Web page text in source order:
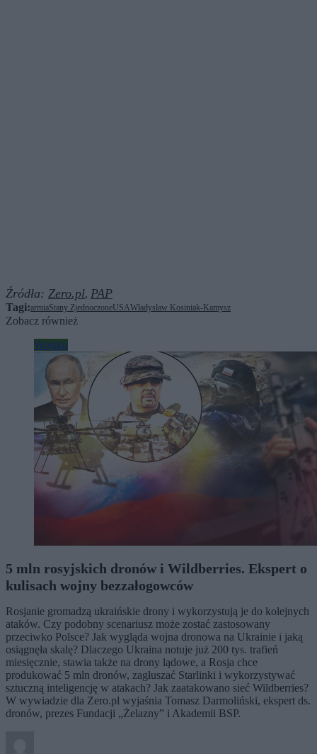
Źródła: Zero.pl, PAP
Tagi:armiaStany ZjednoczoneUSAWładysław Kosiniak-Kamysz
Zobacz również
Wojsko
5 mln rosyjskich dronów i Wildberries. Ekspert o
kulisach wojny bezzałogowców
Rosjanie gromadzą ukraińskie drony i wykorzystują je do kolejnych
ataków. Czy podobny scenariusz może zostać zastosowany
przeciwko Polsce? Jak wygląda wojna dronowa na Ukrainie i jaką
osiągnęła skalę? Dlaczego Ukraina notuje już 200 tys. trafień
miesięcznie, stawia także na drony lądowe, a Rosja chce
produkować 5 mln dronów, zagłuszać Starlinki i wykorzystywać
sztuczną inteligencję w atakach? Jak zaatakowano sieć Wildberries?
W wywiadzie dla Zero.pl wyjaśnia Tomasz Darmoliński, ekspert ds.
dronów, prezes Fundacji „Żelazny” i Akademii BSP.